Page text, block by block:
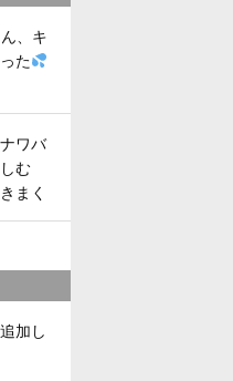
、キ
た
ワバ
む
まく
加し